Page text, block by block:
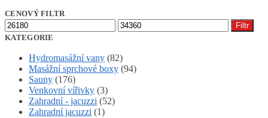
CENOVÝ FILTR
Minimální
cena
Maximální
cena
Filtr
KATEGORIE
Hydromasážní vany (82)
Masážní sprchové boxy (94)
Sauny (176)
Venkovní vířivky (3)
Zahradní - jacuzzi (52)
Zahradní jacuzzi (1)